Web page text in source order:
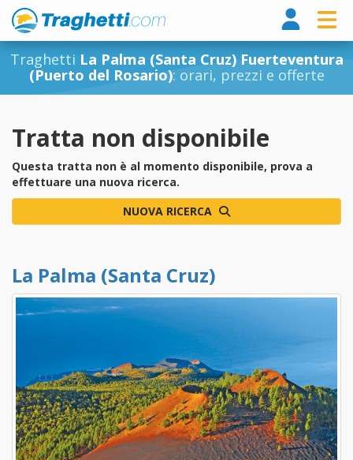
Traghetti La Palma (Santa Cruz) Fuerteventura
(Puerto del Rosario): orari, prezzi e offerte
Tratta non disponibile
Questa tratta non è al momento disponibile, prova a
effettuare una nuova ricerca.
NUOVA RICERCA
La Palma (Santa Cruz)